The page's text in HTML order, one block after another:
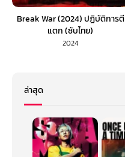
Break War (2024) ปฏิบัติการตี
แตก (ซับไทย)
2024
ล่าสุด